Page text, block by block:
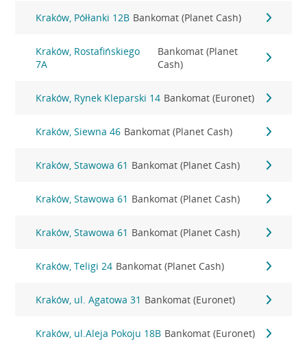
Kraków, Półłanki 12B Bankomat (Planet Cash)
Kraków, Rostafińskiego
7A
Bankomat (Planet
Cash)
Kraków, Rynek Kleparski 14 Bankomat (Euronet)
Kraków, Siewna 46 Bankomat (Planet Cash)
Kraków, Stawowa 61 Bankomat (Planet Cash)
Kraków, Stawowa 61 Bankomat (Planet Cash)
Kraków, Stawowa 61 Bankomat (Planet Cash)
Kraków, Teligi 24 Bankomat (Planet Cash)
Kraków, ul. Agatowa 31 Bankomat (Euronet)
Kraków, ul.Aleja Pokoju 18B Bankomat (Euronet)